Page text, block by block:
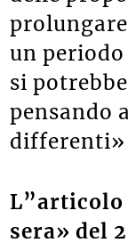
un periodo
si
pensando
differenti»
L”articolo
sera» del